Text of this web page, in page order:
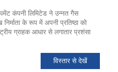
कंपनी लिमिटेड ने उन्नत गैस
के रूप में अपनी प्रतिष्ठा को
ग्राहक आधार से लगातार प्रशंसा
विस्तार से देखें